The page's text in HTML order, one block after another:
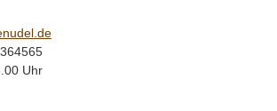
Uhr